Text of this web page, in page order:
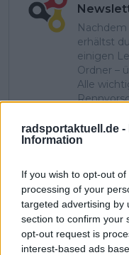
radsportaktuell.de -
Information
If you wish to opt-out
processing of your
targeted advertising by
section to confirm your
opt-out request is
interest-based ads
Nachdem
erhältst
einigen
Ordner –
Alle
Stefan Jung
Redakteur